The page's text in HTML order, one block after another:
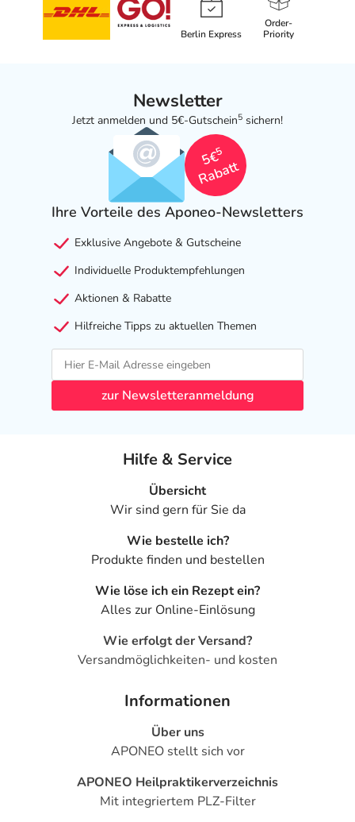
Berlin Express
Order-
Priority
Newsletter
Jetzt anmelden und 5€-Gutschein5 sichern!
5€
5
Rabatt
Ihre Vorteile des Aponeo-Newsletters
Exklusive Angebote & Gutscheine
Individuelle Produktempfehlungen
Aktionen & Rabatte
Hilfreiche Tipps zu aktuellen Themen
zur Newsletteranmeldung
Hilfe & Service
Übersicht
Wir sind gern für Sie da
Wie bestelle ich?
Produkte finden und bestellen
Wie löse ich ein Rezept ein?
Alles zur Online-Einlösung
Wie erfolgt der Versand?
Versandmöglichkeiten- und kosten
Informationen
Über uns
APONEO stellt sich vor
APONEO Heilpraktikerverzeichnis
Mit integriertem PLZ-Filter